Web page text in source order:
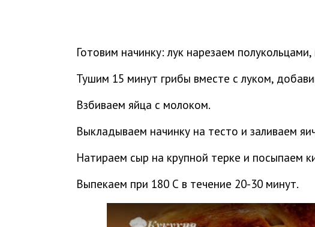
Готовим начинку: лук нарезаем
Тушим 15 минут грибы вместе с луком,
Взбиваем яйца с молоком.
Выкладываем начинку на тесто и заливаем
Натираем сыр на крупной терке и посыпаем
Выпекаем при 180 С в течение 20-30 минут.